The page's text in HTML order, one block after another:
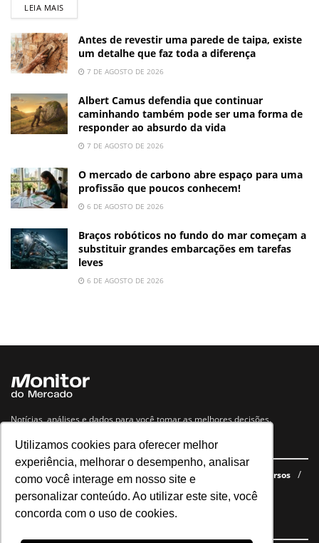
Utilizamos cookies para oferecer melhor
experiência, melhorar o desempenho, analisar
como você interage em nosso site e
personalizar conteúdo. Ao utilizar este site, você
concorda com o uso de cookies.
LEIA MAIS
Antes de revestir uma parede de taipa, existe
um detalhe que faz toda a diferença
7 DE AGOSTO DE 2026
Albert Camus defendia que continuar
caminhando também pode ser uma forma de
responder ao absurdo da vida
7 DE AGOSTO DE 2026
O mercado de carbono abre espaço para uma
profissão que poucos conhecem!
6 DE AGOSTO DE 2026
Braços robóticos no fundo do mar começam a
substituir grandes embarcações em tarefas
leves
6 DE AGOSTO DE 2026
Notícias, análises e dados para você tomar as melhores decisões.
Navegue no site
Últimas notícias Quem somos E-books gratuitos
Cursos
Política de privacidade